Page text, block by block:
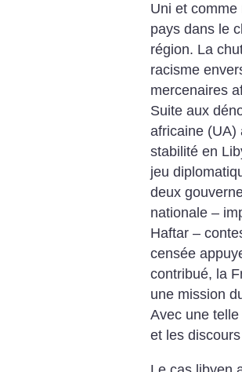
Uni et
pays dans le
région. La
racisme
mercenaires
Suite aux
africaine (UA)
stabilité en
jeu
deux
nationale –
Haftar –
censée
contribué, la
une mission
Avec une
et les